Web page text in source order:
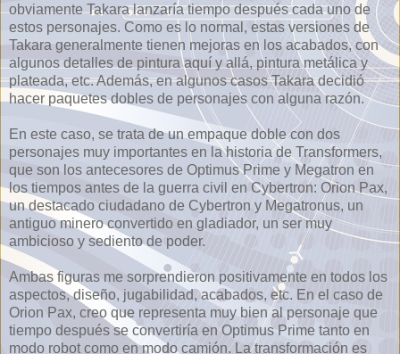
obviamente Takara lanzaría tiempo después cada uno de
estos personajes. Como es lo normal, estas versiones de
Takara generalmente tienen mejoras en los acabados, con
algunos detalles de pintura aquí y allá, pintura metálica y
plateada, etc. Además, en algunos casos Takara decidió
hacer paquetes dobles de personajes con alguna razón.
En este caso, se trata de un empaque doble con dos
personajes muy importantes en la historia de Transformers,
que son los antecesores de Optimus Prime y Megatron en
los tiempos antes de la guerra civil en Cybertron: Orion Pax,
un destacado ciudadano de Cybertron y Megatronus, un
antiguo minero convertido en gladiador, un ser muy
ambicioso y sediento de poder.
Ambas figuras me sorprendieron positivamente en todos los
aspectos, diseño, jugabilidad, acabados, etc. En el caso de
Orion Pax, creo que representa muy bien al personaje que
tiempo después se convertiría en Optimus Prime tanto en
modo robot como en modo camión. La transformación es